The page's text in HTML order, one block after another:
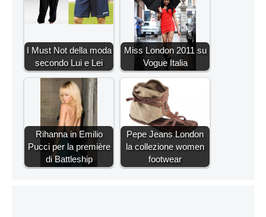
I Must Not della moda
secondo Lui e Lei
Miss London 2011 su
Vogue Italia
Rihanna in Emilio
Pucci per la première
di Battleship
Pepe Jeans London
la collezione women
footwear